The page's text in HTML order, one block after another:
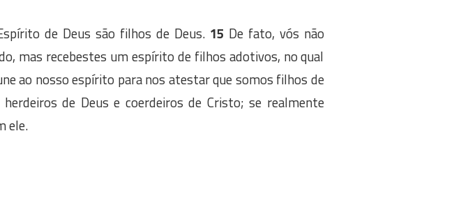
de Deus são filhos de Deus. 15 De fato, vós não
mas recebestes um espírito de filhos adotivos, no qual
ao nosso espírito para nos atestar que somos filhos de
de Deus e coerdeiros de Cristo; se realmente
ele.